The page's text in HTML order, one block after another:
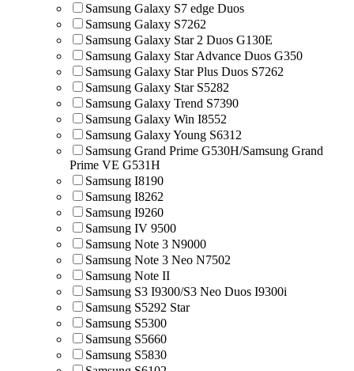
Samsung Galaxy S7 edge Duos
Samsung Galaxy S7262
Samsung Galaxy Star 2 Duos G130E
Samsung Galaxy Star Advance Duos G350
Samsung Galaxy Star Plus Duos S7262
Samsung Galaxy Star S5282
Samsung Galaxy Trend S7390
Samsung Galaxy Win I8552
Samsung Galaxy Young S6312
Samsung Grand Prime G530H/Samsung Grand
Prime VE G531H
Samsung I8190
Samsung I8262
Samsung I9260
Samsung IV 9500
Samsung Note 3 N9000
Samsung Note 3 Neo N7502
Samsung Note II
Samsung S3 I9300/S3 Neo Duos I9300i
Samsung S5292 Star
Samsung S5300
Samsung S5660
Samsung S5830